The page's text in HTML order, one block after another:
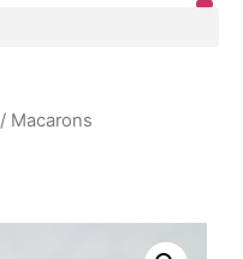
/ Macarons